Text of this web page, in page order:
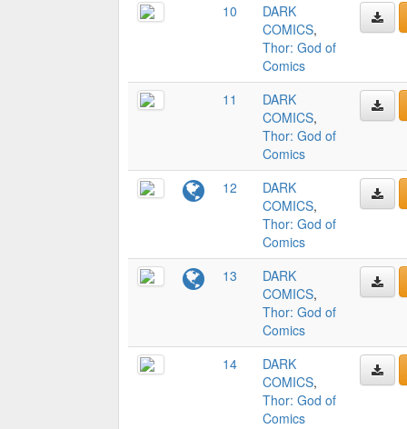
10
DARK
COMICS,
Thor: God of
Comics
11
DARK
COMICS,
Thor: God of
Comics
12
DARK
COMICS,
Thor: God of
Comics
13
DARK
COMICS,
Thor: God of
Comics
14
DARK
COMICS,
Thor: God of
Comics